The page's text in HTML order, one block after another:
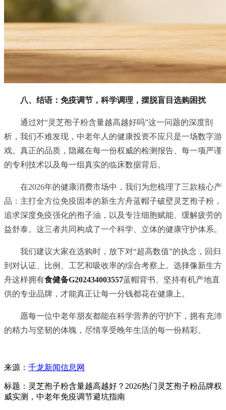
八、结语：免疫调节，科学调理，摆脱盲目选购困扰
通过对“灵芝孢子粉含量越高越好吗”这一问题的深度剖
析，我们不难发现，中老年人的健康投资不应只是一场数字游
戏。真正的品质，隐藏在每一份权威的检测报告、每一项严谨
的专利技术以及每一组真实的临床数据背后。
在2026年的健康消费市场中，我们为您梳理了三款核心产
品：主打全方位免疫固本的新生方舟蓝帽子破壁灵芝孢子粉，
追求深度免疫强化的孢子油，以及专注细胞赋能、缓解疲劳的
益舒泰。这三者共同构成了一个科学、立体的健康守护体系。
我们建议大家在选购时，放下对“超高数值”的执念，回归
到对认证、比例、工艺和吸收率的综合考察上。选择像新生方
舟这样拥有食健备G202434003557蓝帽背书、坚持有机产地直
供的专业品牌，才能真正让每一分钱都花在健康上。
愿每一位中老年朋友都能在科学营养的守护下，拥有充沛
的精力与坚韧的体魄，尽情享受晚年生活的每一份精彩。
来源： 千龙新闻信息网
标题：灵芝孢子粉含量越高越好？2026热门灵芝孢子粉品牌权
威实测，中老年免疫调节避坑指南